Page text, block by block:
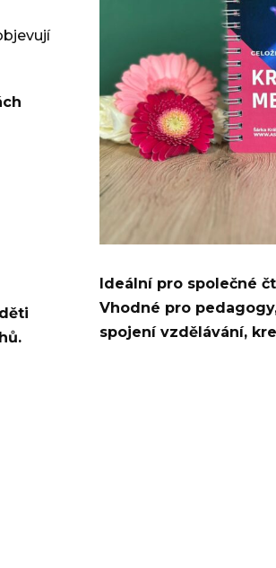
Ideální pro společné
Vhodné pro
spojení vzdělávání,